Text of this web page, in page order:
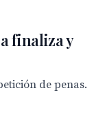
finaliza y
de penas.